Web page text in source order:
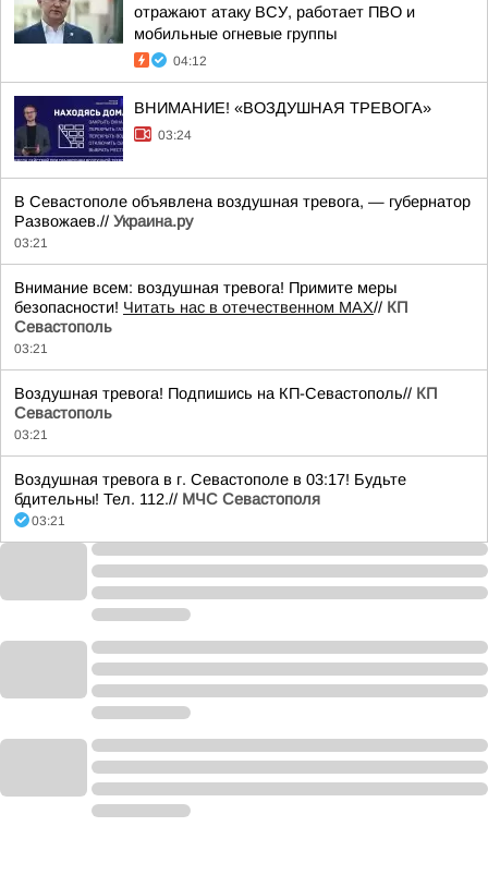
отражают атаку ВСУ, работает ПВО и
мобильные огневые группы
04:12
ВНИМАНИЕ! «ВОЗДУШНАЯ ТРЕВОГА»
03:24
В Севастополе объявлена воздушная тревога, — губернатор
Развожаев.// Украина.ру
03:21
Внимание всем: воздушная тревога! Примите меры
безопасности! Читать нас в отечественном MAX// КП
Севастополь
03:21
Воздушная тревога! Подпишись на КП-Севастополь// КП
Севастополь
03:21
Воздушная тревога в г. Севастополе в 03:17! Будьте
бдительны! Тел. 112.// МЧС Севастополя
03:21